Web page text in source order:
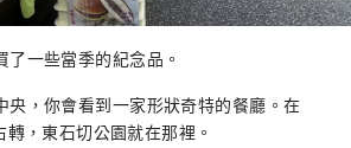
一些當季的紀念品。
央，你會看到一家形狀奇特的餐廳。在
，東石切公園就在那裡。